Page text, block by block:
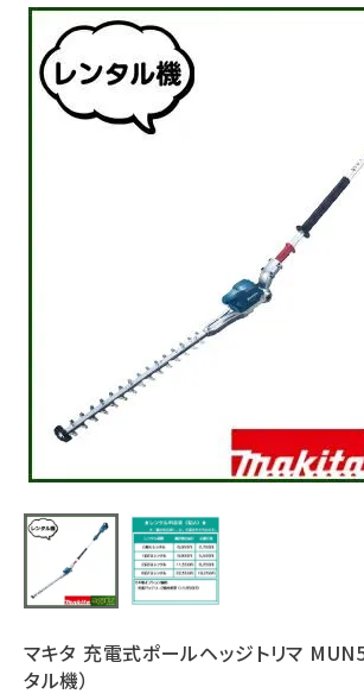
農業資材
作業用品
FAQ
メールでのお問い合わせ
info@agriz.net
FAXでのご注文
0739-72-4532
マキタ 充電式ポールヘッジトリマ
タル機）